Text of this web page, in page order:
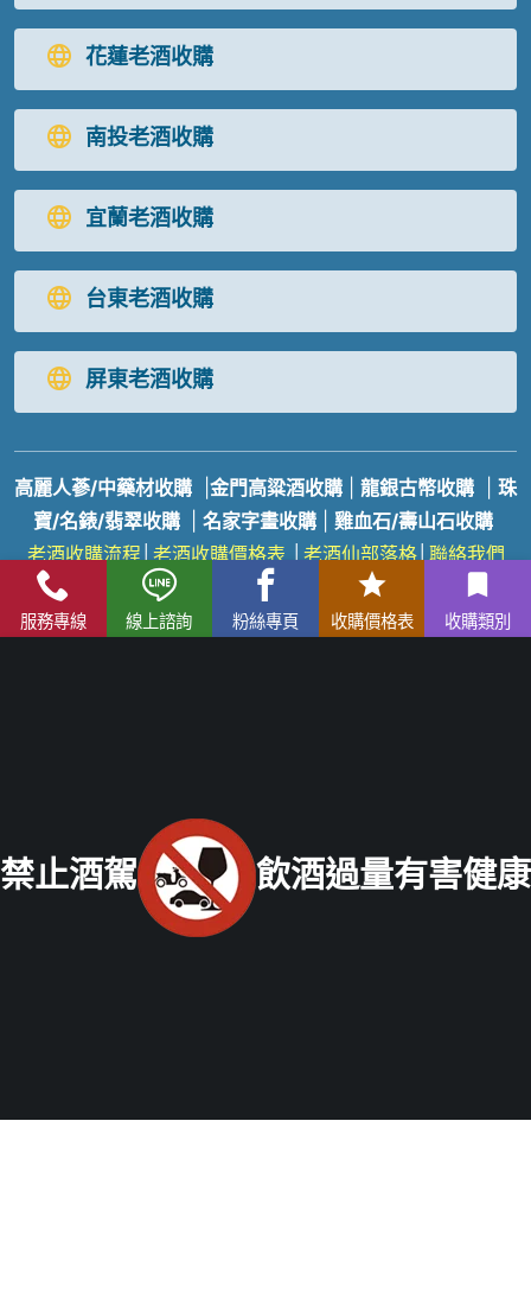
花蓮老酒收購
南投老酒收購
宜蘭老酒收購
台東老酒收購
屏東老酒收購
高麗人蔘/中藥材收購 金門高粱酒收購 龍銀古幣收購
珠
寶/名錶/翡翠收購
名家字畫收購| 雞血石/壽山石收購
老酒收購流程│老酒收購價格表 │老酒仙部落格│聯絡我們
免付費服務專線：
0800-067-999 易經理
E-mail：
xo529@yahoo.com.tw
Copyright © 2021 老酒仙老酒收購中心
服務專線 線上諮詢 粉絲專頁 收購價格表 收購類別
禁止酒駕 飲酒過量有害健康